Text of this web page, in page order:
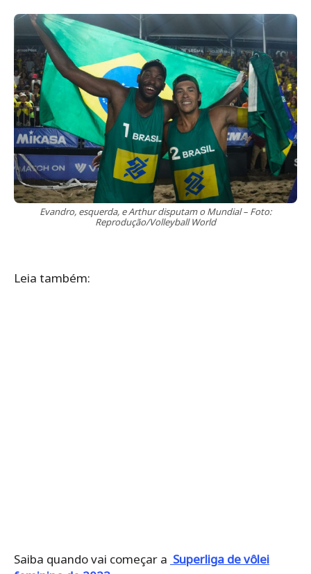
Evandro, esquerda, e Arthur disputam o Mundial – Foto:
Reprodução/Volleyball World
Leia também:
Saiba quando vai começar a Superliga de vôlei